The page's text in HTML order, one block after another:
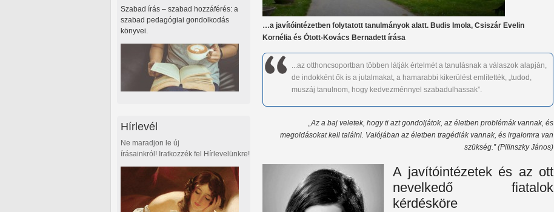
…a javítóintézetben folytatott tanulmányok alatt. Budis Imola, Csiszár Evelin
Kornélia és Ótott-Kovács Bernadett írása
...az otthoncsoportban többen látják értelmét a tanulásnak a válaszok alapján,
de indokként ők is a jutalmakat, a hamarabbi kikerülést említették, „tudod,
muszáj tanulnom, hogy kedvezménnyel szabadulhassak”.
„Az a baj veletek, hogy ti azt gondoljátok, az életben problémák vannak, és
megoldásokat kell találni. Valójában az életben tragédiák vannak, és irgalomra van
szükség.” (Pilinszky János)
A javítóintézetek és az ott
nevelkedő fiatalok
kérdésköre
Szabad írás – szabad hozzáférés: a
szabad pedagógiai gondolkodás
könyvei.
Hírlevél
Ne maradjon le új
írásainkról! Iratkozzék fel Hírlevelünkre!